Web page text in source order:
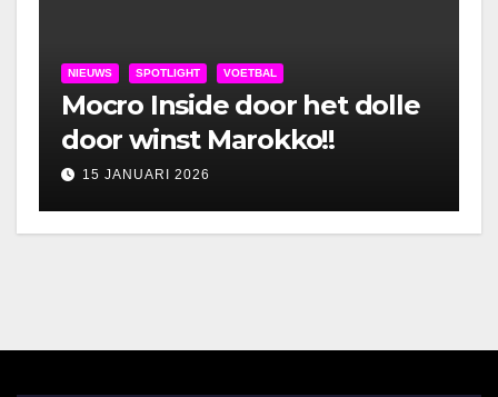
NIEUWS SPOTLIGHT VOETBAL
Mocro Inside door het dolle
door winst Marokko!!
15 JANUARI 2026